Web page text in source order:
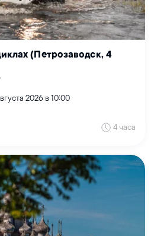
(Петрозаводск, 4
2026 в 10:00
4 часа